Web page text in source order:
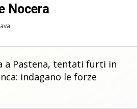
Nocera
a Pastena, tentati furti in
indagano le forze